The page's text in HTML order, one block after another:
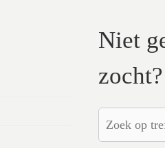
Niet
zocht?